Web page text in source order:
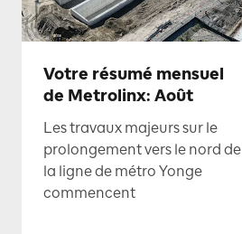
Votre résumé mensuel
de Metrolinx: Août
Les travaux majeurs sur le
prolongement vers le nord de
la ligne de métro Yonge
commencent